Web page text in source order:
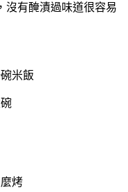
沒有醃漬過味道很容易
米飯
烤